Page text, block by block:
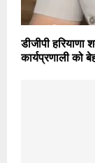
डीजीपी
कार्यप्रणाली को